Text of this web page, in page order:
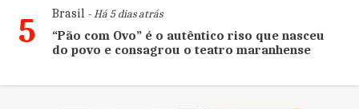
5 Brasil- Há 5 dias atrás
“Pão com Ovo” é o autêntico riso que nasceu
do povo e consagrou o teatro maranhense